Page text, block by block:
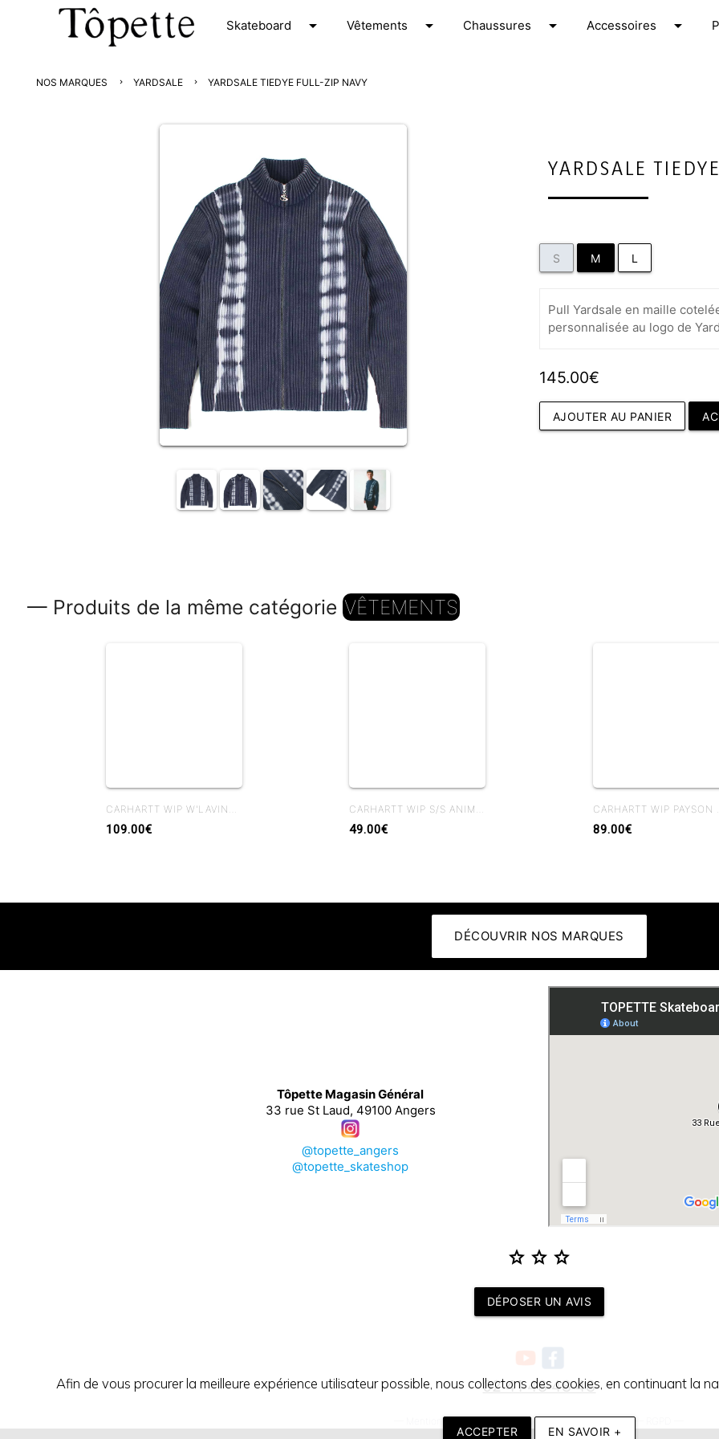
Skateboard arrow_drop_down Vêtements arrow_drop_down Chaussures arrow_drop_down Accessoires arrow_drop_down P
NOS MARQUES YARDSALE YARDSALE TIEDYE FULL-ZIP NAVY
YARDSALE
S M L
Pull Yardsale en maille
personnalisée au logo de
145.00€
AJOUTER AU PANIER
— Produits de la même catégorie VÊTEMENTS
109.00€ 49.00€ 89.00€
Afin de vous procurer la meilleure expérience utilisateur possible, nous collectons des cookies, en continuant la
ACCEPTER EN SAVOIR +
DÉCOUVRIR NOS MARQUES
Tôpette Magasin Général
33 rue St Laud, 49100 Angers
@topette_angers
@topette_skateshop
star star star
DÉPOSER UN AVIS
02 41 48 48 48
Mentions légales Conditions générales de vente—